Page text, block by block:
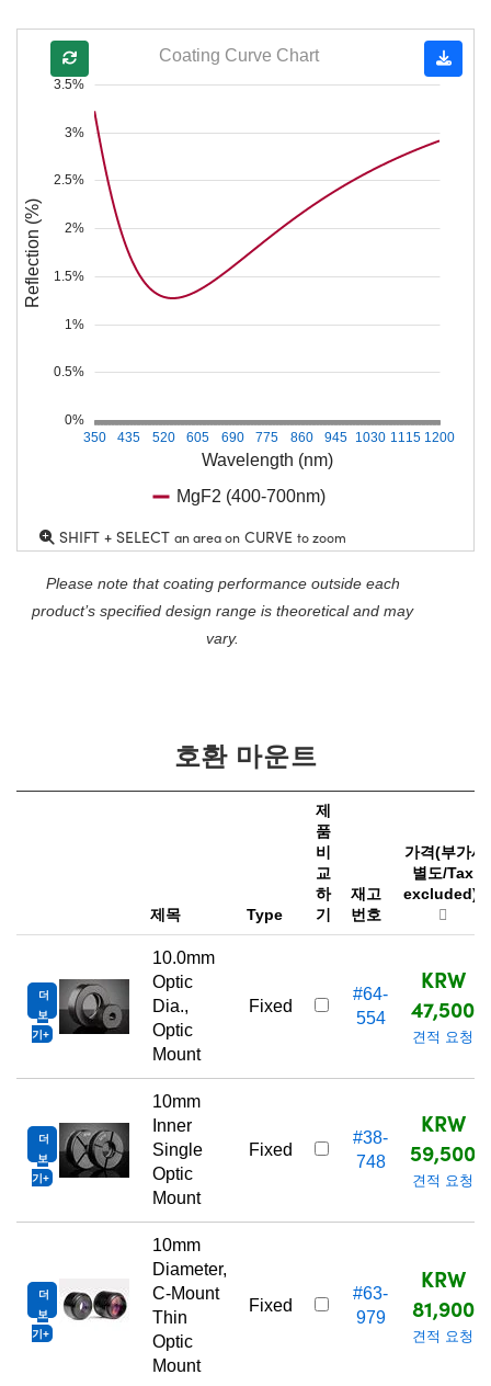
Wavelength (nm)
350 435 520 605 690 775 860 945 1030 1115 1200
0%
0.5%
1%
1.5%
2%
2.5%
3%
3.5%
Reflection (%)
Coating Curve Chart
MgF2 (400-700nm)
SHIFT + SELECT an area on CURVE to zoom
Please note that coating performance outside each
product’s specified design range is theoretical and may
vary.
호환 마운트
제목 Type
제
품
비
교
하
기
재고
번호
가격(부가세
별도/Tax
excluded)
더
보
기
10.0mm
Optic
Dia.,
Optic
Mount
Fixed
#64-
554
KRW
47,500
견적 요청
더
보
기
10mm
Inner
Single
Optic
Mount
Fixed
#38-
748
KRW
59,500
견적 요청
더
보
기
10mm
Diameter,
C-Mount
Thin
Optic
Mount
Fixed
#63-
979
KRW
81,900
견적 요청